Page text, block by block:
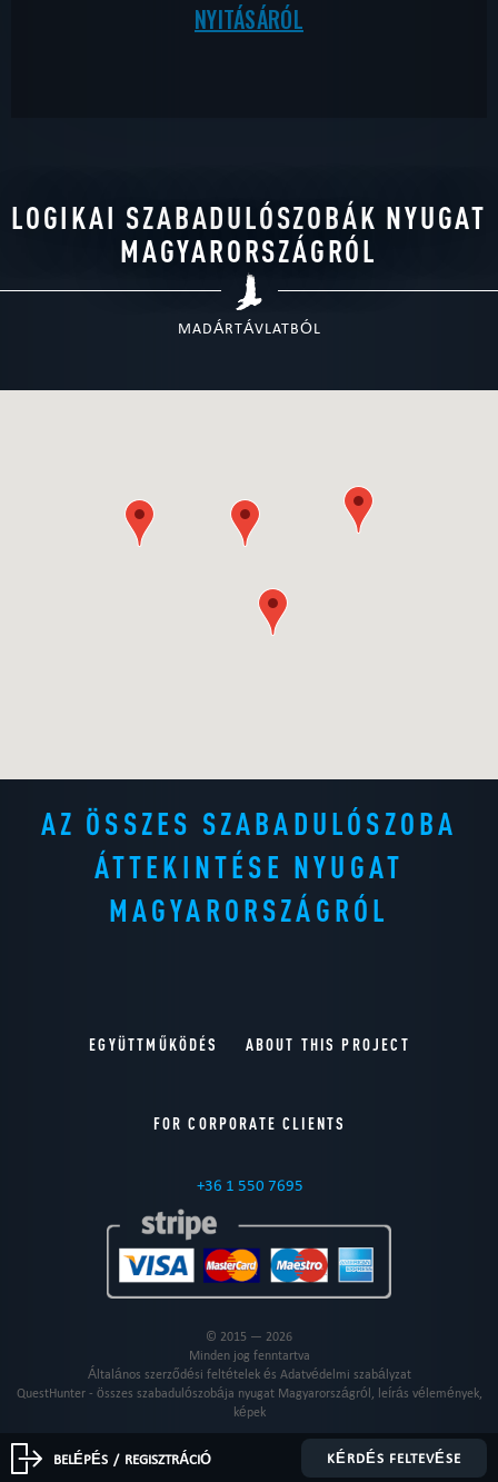
NYITÁSÁRÓL
LOGIKAI SZABADULÓSZOBÁK NYUGAT
MAGYARORSZÁGRÓL
MADÁRTÁVLATBÓL
AZ ÖSSZES SZABADULÓSZOBA
ÁTTEKINTÉSE NYUGAT
MAGYARORSZÁGRÓL
EGYÜTTMŰKÖDÉS ABOUT THIS PROJECT
FOR CORPORATE CLIENTS
+36 1 550 7695
© 2015 — 2026
Minden jog fenntartva
Általános szerződési feltételek és Adatvédelmi szabályzat
QuestHunter - összes szabadulószobája nyugat Magyarországról, leírás vélemények,
képek
BELÉPÉS / REGISZTRÁCIÓ KÉRDÉS FELTEVÉSE